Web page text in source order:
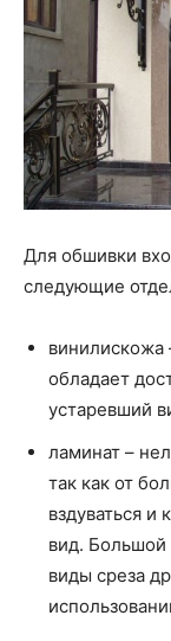
Для обшивки
следующие
винилискожа
обладает
устаревший
ламинат –
так как от
вздуваться и
вид.
виды среза